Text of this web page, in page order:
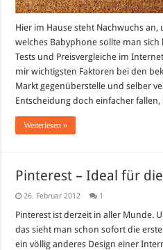
Hier im Hause steht Nachwuchs an,
welches Babyphone sollte man sich
Tests und Preisvergleiche im
mir wichtigsten Faktoren bei den
Markt gegenüberstelle und selber
Entscheidung doch einfacher fallen,
Weiterlesen »
Pinterest – Ideal für
26. Februar 2012 1
Pinterest ist derzeit in aller Munde.
das sieht man schon sofort die
ein völlig anderes Design einer